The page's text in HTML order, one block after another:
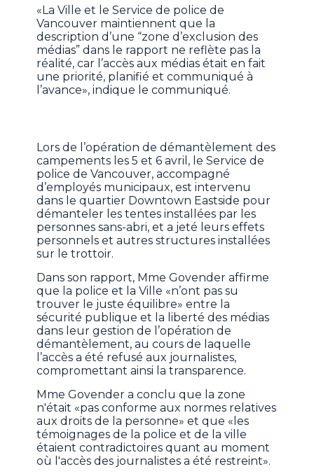
«La Ville et le Service de police de
Vancouver maintiennent que la
description d’une “zone d’exclusion des
médias” dans le rapport ne reflète pas la
réalité, car l’accès aux médias était en fait
une priorité, planifié et communiqué à
l’avance», indique le communiqué.
Lors de l’opération de démantèlement des
campements les 5 et 6 avril, le Service de
police de Vancouver, accompagné
d’employés municipaux, est intervenu
dans le quartier Downtown Eastside pour
démanteler les tentes installées par les
personnes sans-abri, et a jeté leurs effets
personnels et autres structures installées
sur le trottoir.
Dans son rapport, Mme Govender affirme
que la police et la Ville «n’ont pas su
trouver le juste équilibre» entre la
sécurité publique et la liberté des médias
dans leur gestion de l’opération de
démantèlement, au cours de laquelle
l’accès a été refusé aux journalistes,
compromettant ainsi la transparence.
Mme Govender a conclu que la zone
n'était «pas conforme aux normes relatives
aux droits de la personne» et que «les
témoignages de la police et de la ville
étaient contradictoires quant au moment
où l'accès des journalistes a été restreint».